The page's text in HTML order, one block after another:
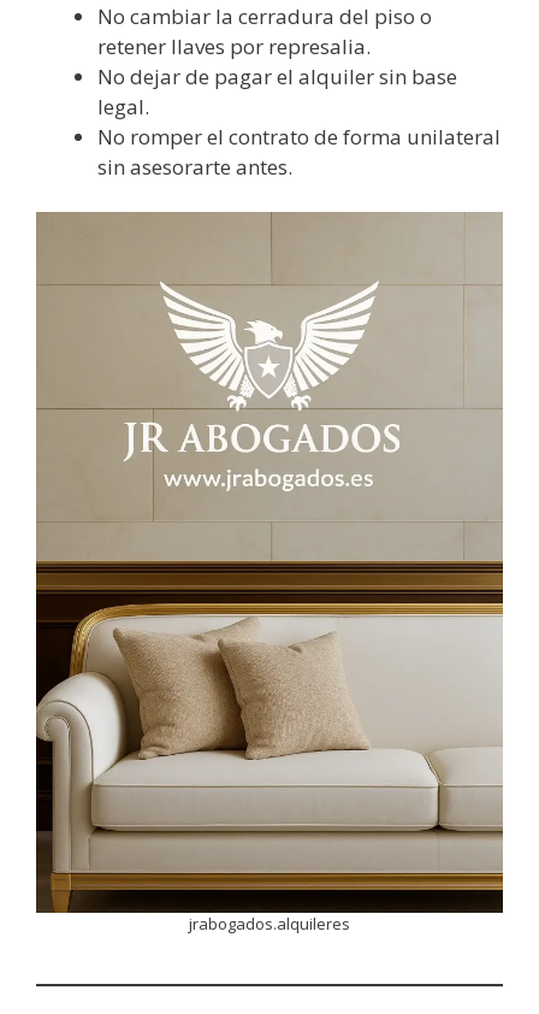
No cambiar la cerradura del piso o
retener llaves por represalia.
No dejar de pagar el alquiler sin base
legal.
No romper el contrato de forma unilateral
sin asesorarte antes.
jrabogados.alquileres